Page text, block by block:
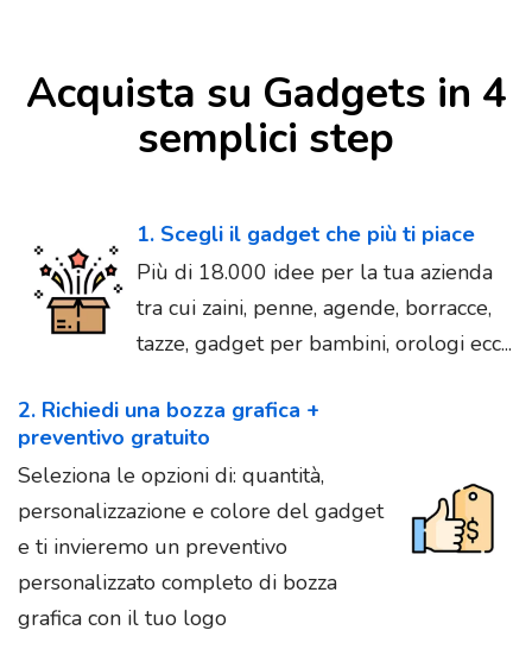
Acquista su Gadgets in 4
semplici step
1. Scegli il gadget che più ti piace
Più di 18.000 idee per la tua azienda
tra cui zaini, penne, agende, borracce,
tazze, gadget per bambini, orologi ecc...
2. Richiedi una bozza grafica +
preventivo gratuito
Seleziona le opzioni di: quantità,
personalizzazione e colore del gadget
e ti invieremo un preventivo
personalizzato completo di bozza
grafica con il tuo logo